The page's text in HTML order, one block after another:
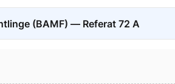
(BAMF) — Referat 72 A